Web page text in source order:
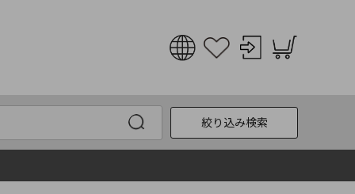
English
한국어
絞り込み検索